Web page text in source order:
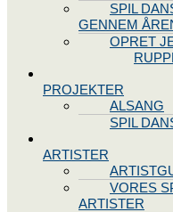
SPIL
GENNEM
OPRET
PROJEKTER
ALSANG
SPIL
ARTISTER
VORES
ARTISTER